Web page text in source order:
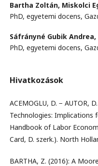
Bartha Zoltán, Miskolci
PhD, egyetemi docens,
Sáfrányné Gubik Andrea,
PhD, egyetemi docens,
Hivatkozások
ACEMOGLU, D. − AUTOR,
Technologies: Implications
Handbook of Labor
Card, D. szerk.). North
BARTHA, Z. (2016): A